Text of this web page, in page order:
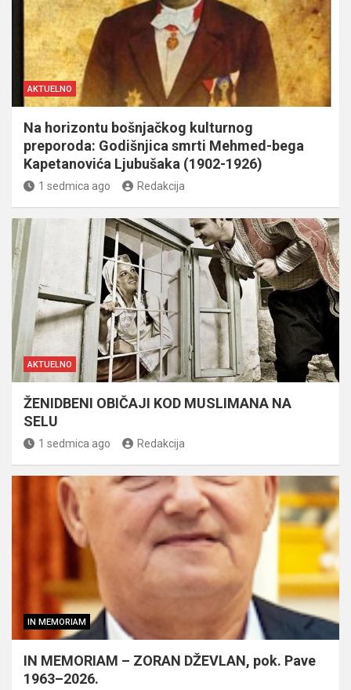
AKTUELNO
Na horizontu bošnjačkog kulturnog
preporoda: Godišnjica smrti Mehmed-bega
Kapetanovića Ljubušaka (1902-1926)
1 sedmica ago Redakcija
AKTUELNO
ŽENIDBENI OBIČAJI KOD MUSLIMANA NA
SELU
1 sedmica ago Redakcija
IN MEMORIAM
IN MEMORIAM – ZORAN DŽEVLAN, pok. Pave
1963–2026.